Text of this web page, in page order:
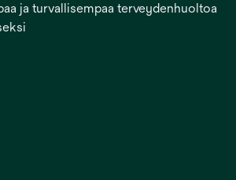
ja turvallisempaa terveydenhuoltoa